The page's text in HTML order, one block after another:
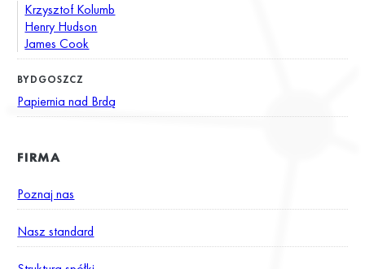
Krzysztof Kolumb
Henry Hudson
James Cook
BYDGOSZCZ
Papiernia nad Brdą
FIRMA
Poznaj nas
Nasz standard